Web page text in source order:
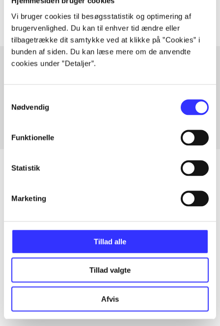
Vi bruger cookies til besøgsstatistik og optimering af
brugervenlighed. Du kan til enhver tid ændre eller
tilbagetrække dit samtykke ved at klikke på ”Cookies” i
bunden af siden. Du kan læse mere om de anvendte
cookies under ”Detaljer”.
Nødvendig
Funktionelle
Statistik
Marketing
Tillad alle
Tillad valgte
Afvis
Artikler